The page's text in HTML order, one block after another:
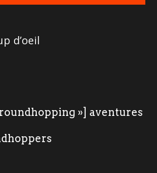
d’oeil
»] aventures